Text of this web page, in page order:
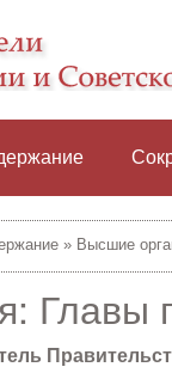
» Высшие
Главы